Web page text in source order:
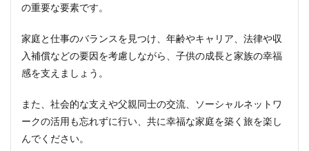
の重要な要素です。
家庭と仕事のバランスを見つけ、年齢やキャリア、法律や収
入補償などの要因を考慮しながら、子供の成長と家族の幸福
感を支えましょう。
また、社会的な支えや父親同士の交流、ソーシャルネットワ
ークの活用も忘れずに行い、共に幸福な家庭を築く旅を楽し
んでください。​